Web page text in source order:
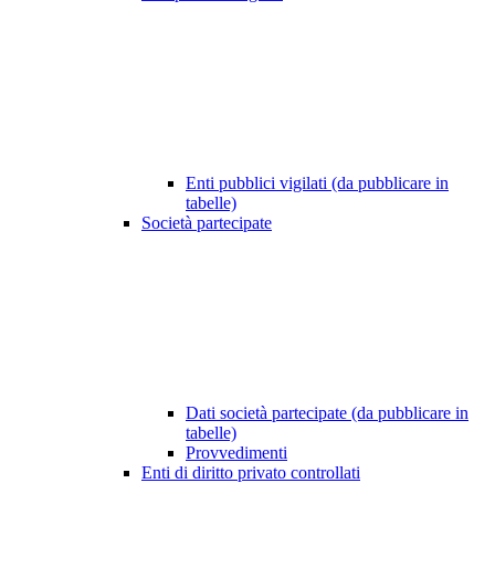
Enti pubblici vigilati (da pubblicare in
tabelle)
Società partecipate
Dati società partecipate (da pubblicare in
tabelle)
Provvedimenti
Enti di diritto privato controllati